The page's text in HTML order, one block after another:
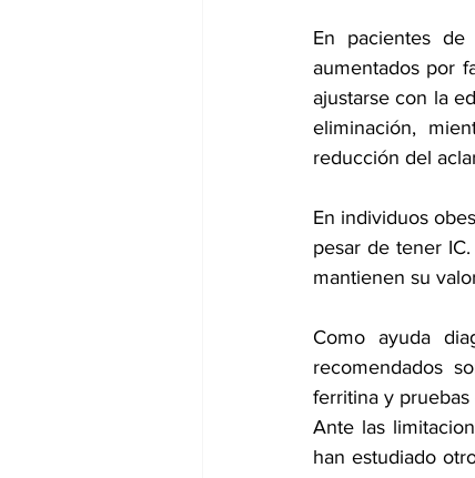
En pacientes
aumentados por
ajustarse con la
eliminación,
reducción del
En individuos
pesar de tener
mantienen su
Como ayuda
recomendados
ferritina y
Ante las
han estudiado